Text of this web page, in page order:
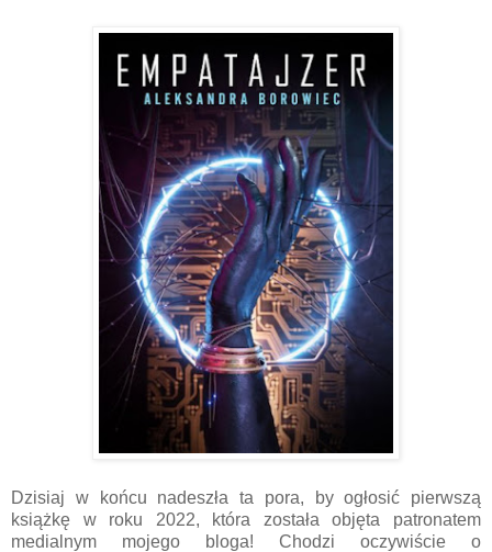
Dzisiaj w końcu nadeszła ta pora, by ogłosić pierwszą
książkę w roku 2022, która została objęta patronatem
medialnym mojego bloga! Chodzi oczywiście o